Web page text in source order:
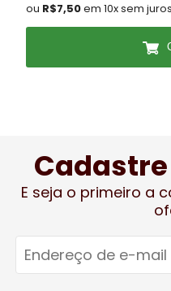
ou R$7,50em 10x sem juros
E seja o primeiro a